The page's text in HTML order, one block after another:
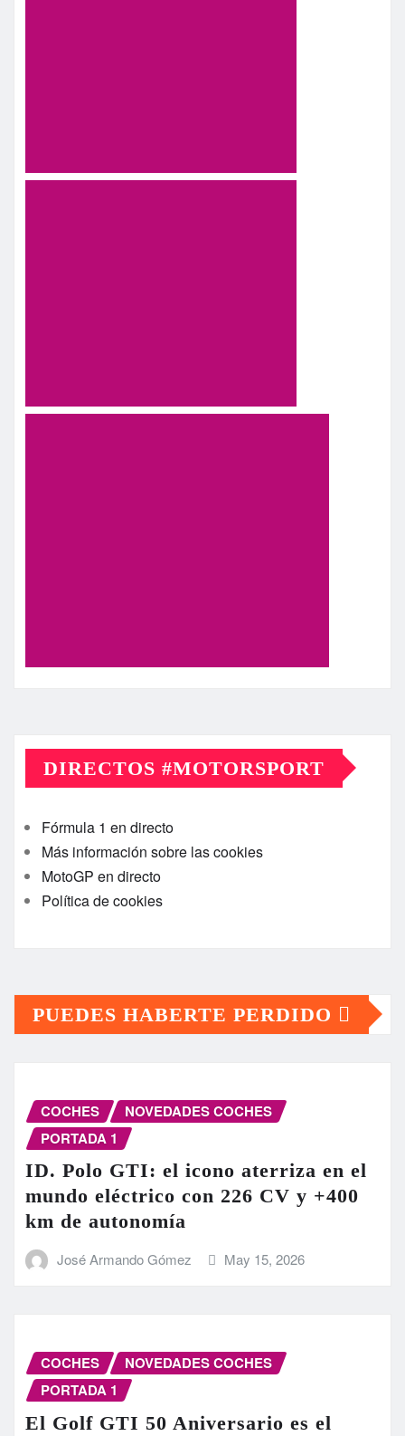
DIRECTOS #MOTORSPORT
Fórmula 1 en directo
Más información sobre las cookies
MotoGP en directo
Política de cookies
PUEDES HABERTE PERDIDO
COCHES
NOVEDADES COCHES
PORTADA 1
ID. Polo GTI: el icono aterriza en el
mundo eléctrico con 226 CV y +400
km de autonomía
José Armando Gómez May 15, 2026
COCHES
NOVEDADES COCHES
PORTADA 1
El Golf GTI 50 Aniversario es el